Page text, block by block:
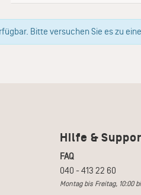
Bitte versuchen Sie es zu
Hilfe &
FAQ
040 - 413 22 60
Montag bis Freitag, 10:00